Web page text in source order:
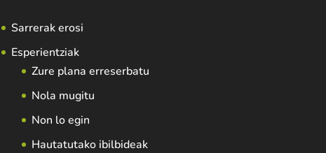
Sarrerak erosi
Esperientziak
Zure plana erreserbatu
Nola mugitu
Non lo egin
Hautatutako ibilbideak